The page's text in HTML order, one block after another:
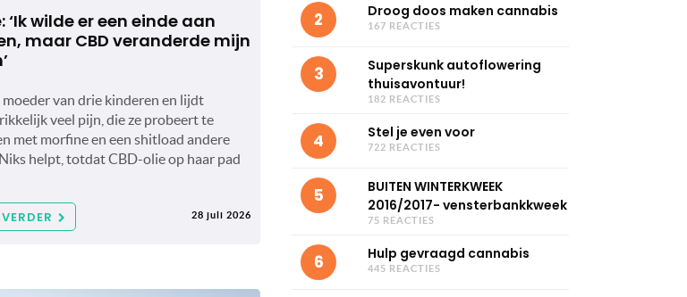
‘Ik wilde er een einde aan
maar CBD veranderde mijn
moeder van drie kinderen en lijdt
veel pijn, die ze probeert te
met morfine en een shitload andere
helpt, totdat CBD-olie op haar pad
28 juli 2026
2 Droog doos maken cannabis
167 REACTIES
3
Superskunk autoflowering
thuisavontuur!
182 REACTIES
4 Stel je even voor
722 REACTIES
5
BUITEN WINTERKWEEK
2016/2017- vensterbankkweek
75 REACTIES
6 Hulp gevraagd cannabis
445 REACTIES